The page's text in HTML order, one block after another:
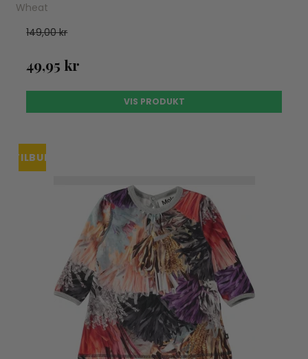
Wheat
149,00 kr
49,95 kr
VIS PRODUKT
TILBUD